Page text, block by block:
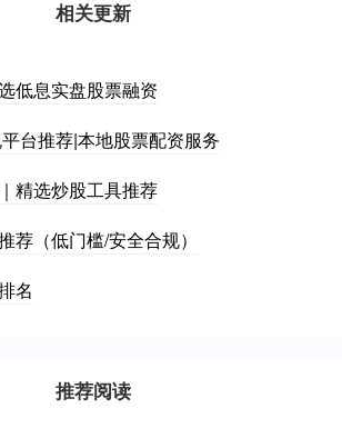
相关更新
低息实盘股票融资
台推荐|本地股票配资服务
精选炒股工具推荐
荐（低门槛/安全合规）
名
推荐阅读